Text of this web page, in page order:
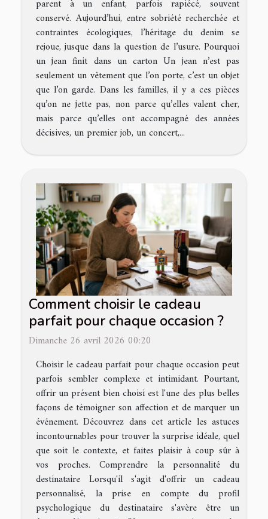
parent à un enfant, parfois rapiécé, souvent
conservé. Aujourd’hui, entre sobriété recherchée et
contraintes écologiques, l’héritage du denim se
rejoue, jusque dans la question de l’usure. Pourquoi
un jean finit dans un carton Un jean n’est pas
seulement un vêtement que l’on porte, c’est un objet
que l’on garde. Dans les familles, il y a ces pièces
qu’on ne jette pas, non parce qu’elles valent cher,
mais parce qu’elles ont accompagné des années
décisives, un premier job, un concert,...
Comment choisir le cadeau
parfait pour chaque occasion ?
Dimanche 26 avril 2026 00:20
Choisir le cadeau parfait pour chaque occasion peut
parfois sembler complexe et intimidant. Pourtant,
offrir un présent bien choisi est l'une des plus belles
façons de témoigner son affection et de marquer un
événement. Découvrez dans cet article les astuces
incontournables pour trouver la surprise idéale, quel
que soit le contexte, et faites plaisir à coup sûr à
vos proches. Comprendre la personnalité du
destinataire Lorsqu'il s'agit d'offrir un cadeau
personnalisé, la prise en compte du profil
psychologique du destinataire s'avère être un